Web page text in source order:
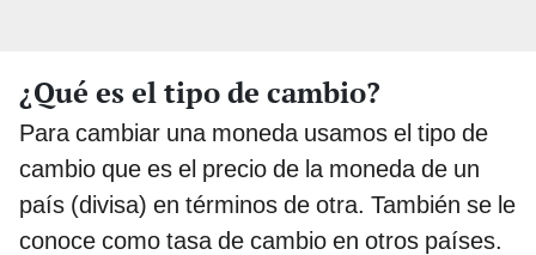
¿Qué es el tipo de cambio?
Para cambiar una moneda usamos el tipo de
cambio que es el precio de la moneda de un
país (divisa) en términos de otra. También se le
conoce como tasa de cambio en otros países.